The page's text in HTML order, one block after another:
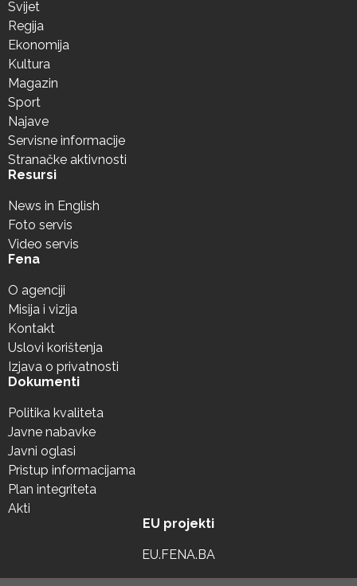
Svijet
Regija
Ekonomija
Kultura
Magazin
Sport
Najave
Servisne informacije
Stranačke aktivnosti
Resursi
News in English
Foto servis
Video servis
Fena
O agenciji
Misija i vizija
Kontakt
Uslovi korištenja
Izjava o privatnosti
Dokumenti
Politika kvaliteta
Javne nabavke
Javni oglasi
Pristup informacijama
Plan integriteta
Akti
EU projekti
EU.FENA.BA